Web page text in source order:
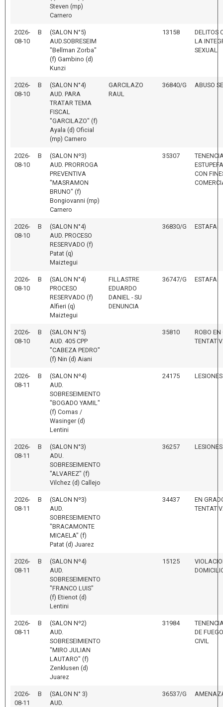
Steven (mp)
Carnero
2026-
08-10
B
(SALON N°5)
AUD.SOBRESEIM
"Bellman Zorba"
(f) Gambino (d)
Kunzi
13158
DELITOS
LA
SEXUAL
2026-
08-10
B
(SALON N°4)
AUD. PARA
TRATAR TEMA
FISCAL
"GARCILAZO" (f)
Ayala (d) Oficial
(mp) Carnero
GARCILAZO
RAUL
36840/G ABUSO
2026-
08-10
B
(SALON Nº3)
AUD. PRORROGA
PREVENTIVA
"MASRAMON
BRUNO" (f)
Bongiovanni (mp)
Carnero
35307
CON
2026-
08-10
B
(SALON N°4)
AUD. PROCESO
RESERVADO (f)
Patat (q)
Maiztegui
36830/G ESTAFA
2026-
08-10
B
(SALON N°4)
PROCESO
RESERVADO (f)
Alfieri (q)
Maiztegui
FILLASTRE
EDUARDO
DANIEL - SU
DENUNCIA
36747/G ESTAFA
2026-
08-10
B
(SALON N°5)
AUD. 405 CPP
"CABEZA PEDRO"
(f) Nin (d) Aiani
35810
ROBO EN
2026-
08-11
B
(SALON Nº4)
AUD.
SOBRESEIMIENTO
"BOGADO YAMIL"
(f) Comas /
Wasinger (d)
Lentini
24175
2026-
08-11
B
(SALON N°3)
ADU.
SOBRESEIMIENTO
"ALVAREZ" (f)
Vilchez (d) Callejo
36257 LESIONES
2026-
08-11
B
(SALON Nº3)
AUD.
SOBRESEIMIENTO
"BRACAMONTE
MICAELA" (f)
Patat (d) Juarez
34437
EN
2026-
08-11
B
(SALON Nº4)
AUD.
SOBRESEIMIENTO
"FRANCO LUIS"
(f) Etienot (d)
Lentini
15125
2026-
08-11
B
(SALON Nº2)
AUD.
SOBRESEIMIENTO
"MIRO JULIAN
LAUTARO" (f)
Zenklusen (d)
Juarez
31984
DE
CIVIL
2026-
08-11
B
(SALON N° 3)
AUD.
36537/G